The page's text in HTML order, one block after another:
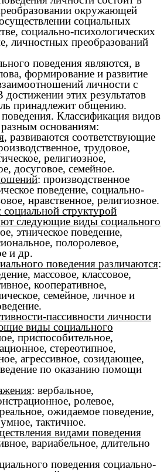
окружающей
социальных
социально-психологических
личностных преобразований
поведения являются, в
формирование и развитие
личности с
этих результатов
принадлежит общению.
Классификация видов
основаниям:
, развиваются соответствующие
трудовое,
религиозное,
досуговое, семейное.
: производственное
поведение, социально-
нравственное, религиозное.
социальной структурой
следующие виды социального
этническое поведение,
полоролевое,
и др.
поведения различаются:
массовое, классовое,
кооперативное,
семейное, личное и
пассивности личности
виды социального
приспособительное,
стереотипное,
агрессивное, созидающее,
по оказанию помощи
: вербальное,
ролевое,
ожидаемое поведение,
тактичное.
видами поведения
вариабельное, длительно
поведения социально-